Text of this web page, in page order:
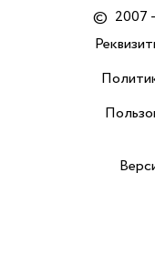
© 2007